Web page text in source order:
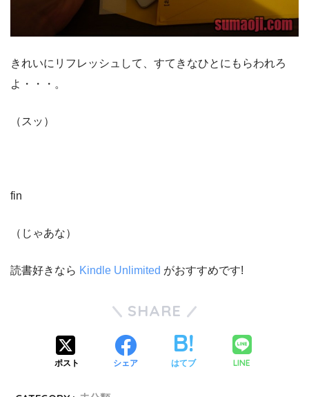
きれいにリフレッシュして、すてきなひとにもらわれろ
よ・・・。
（スッ）
fin
（じゃあな）
読書好きなら Kindle Unlimited がおすすめです!
SHARE
ポスト シェア はてブ LINE